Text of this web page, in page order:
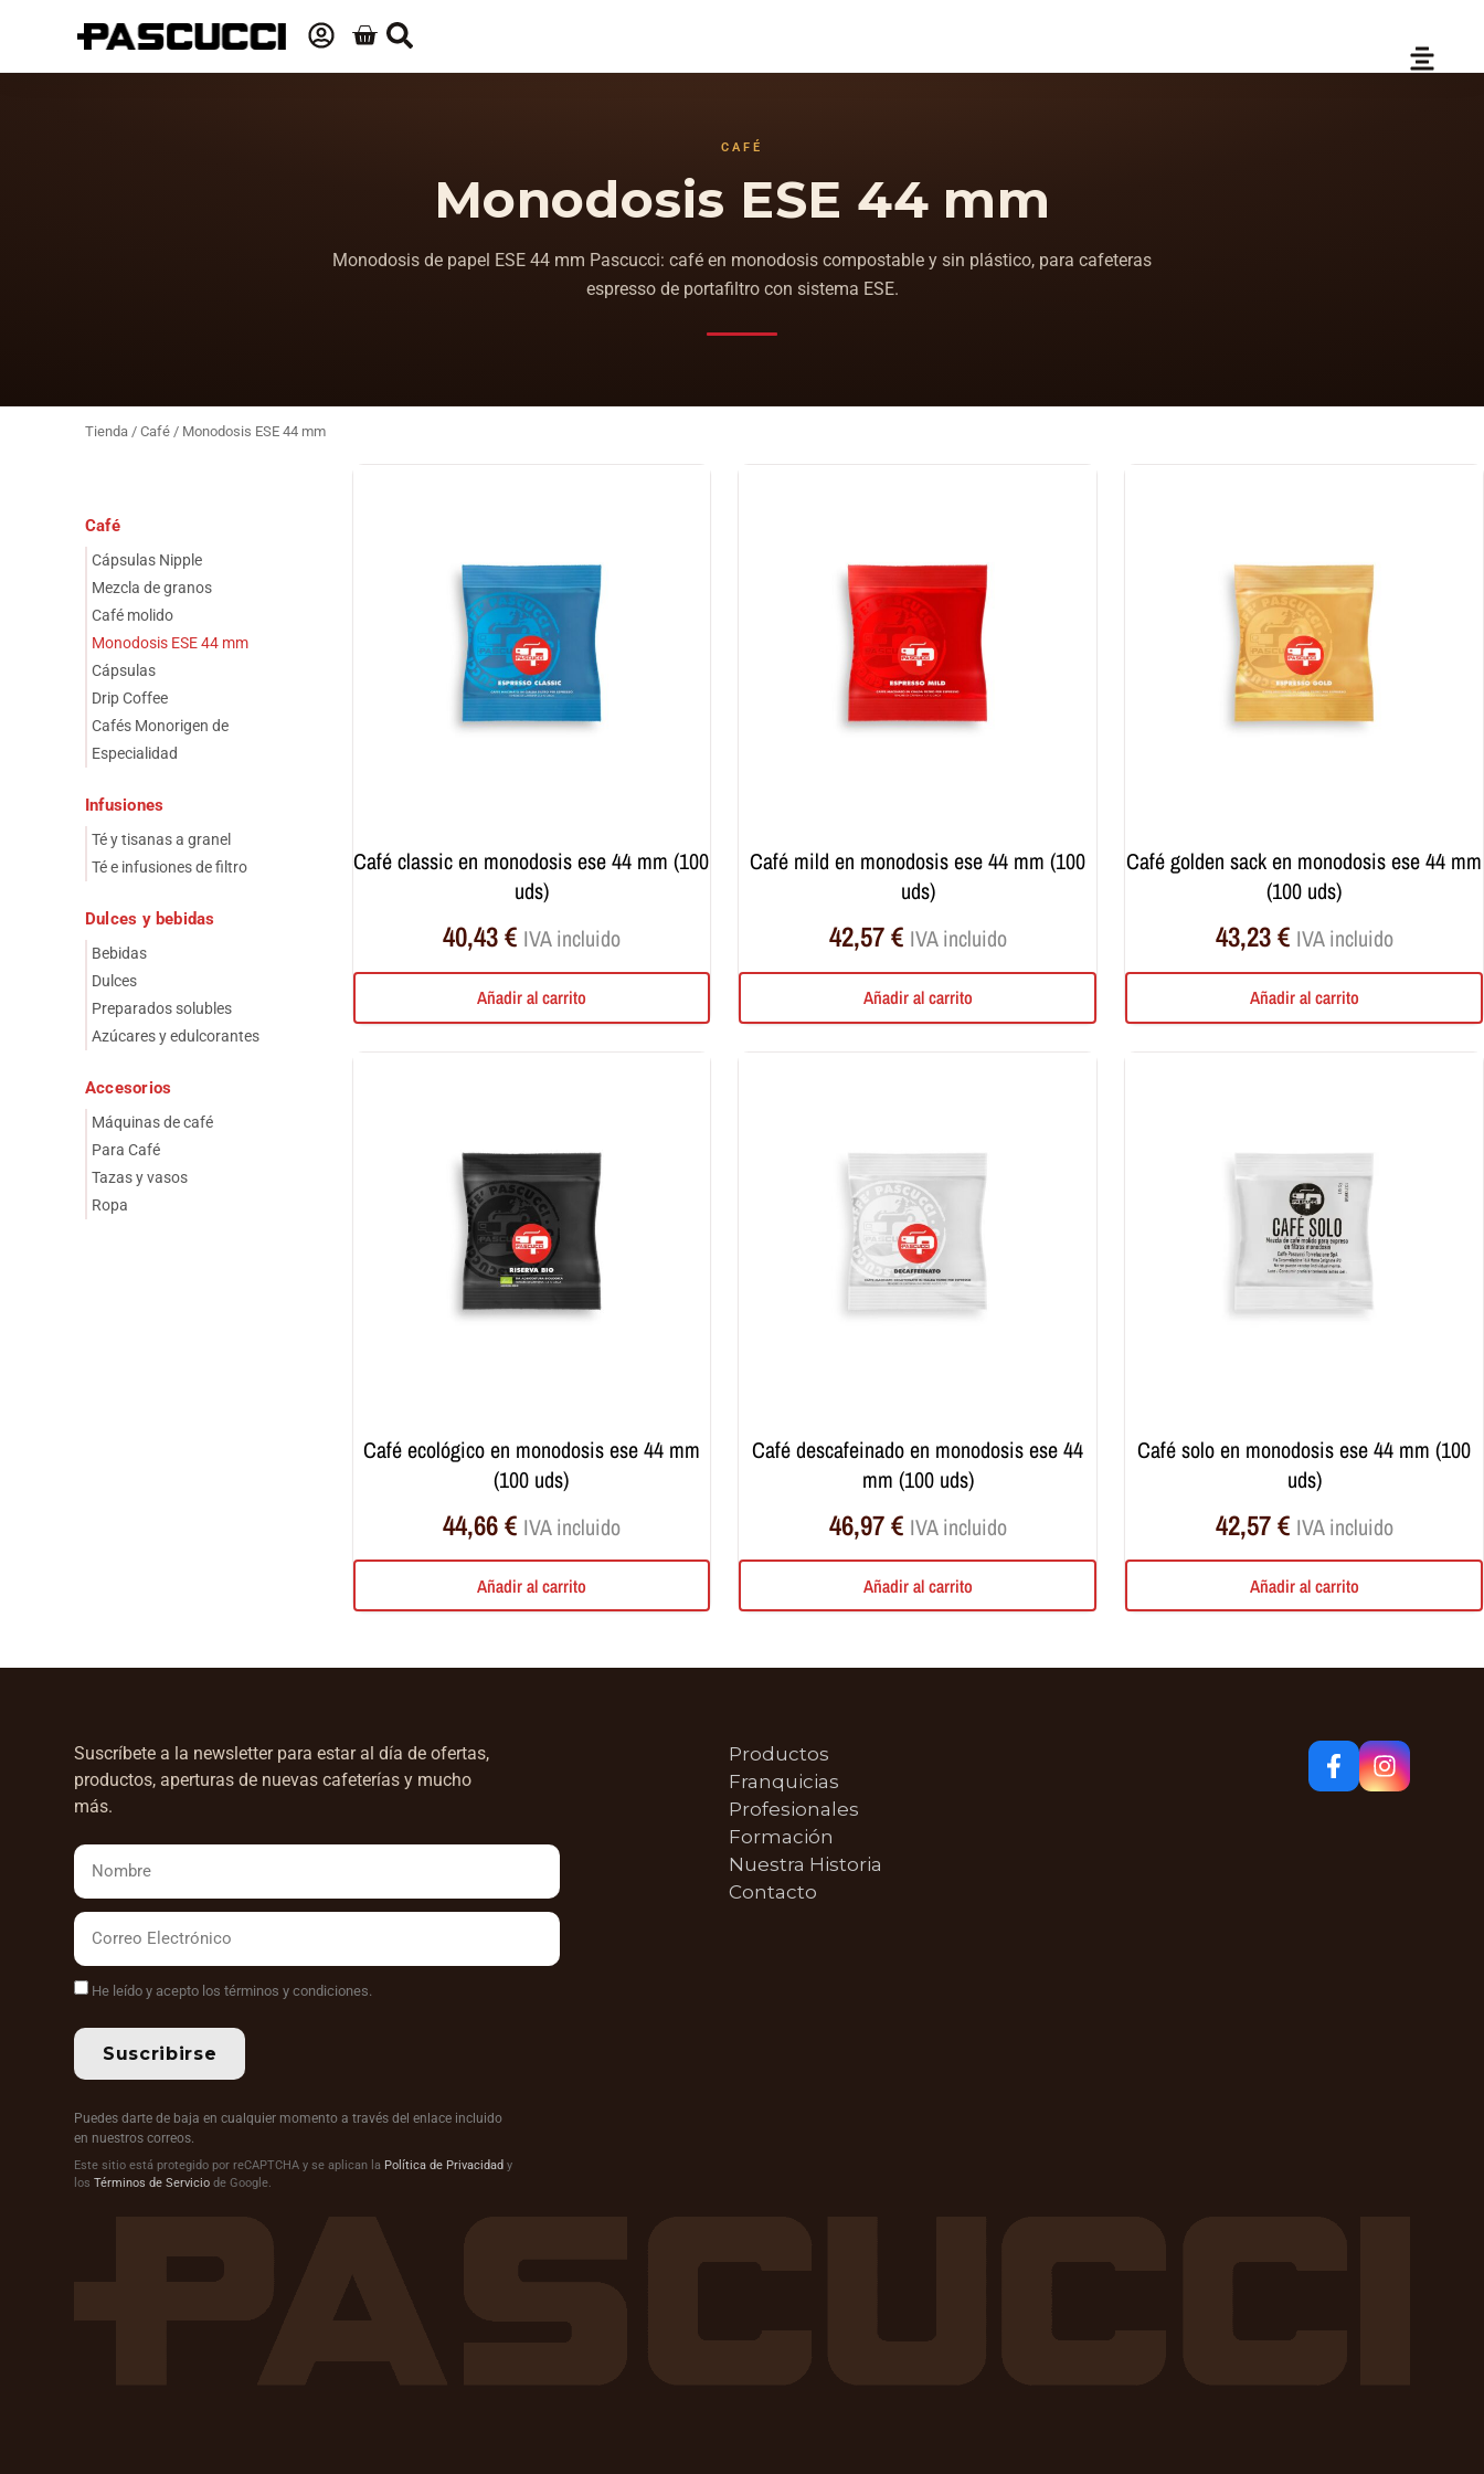
CAFÉ
Monodosis ESE 44 mm
Monodosis de papel ESE 44 mm Pascucci: café en monodosis compostable y sin plástico, para cafeteras
espresso de portafiltro con sistema ESE.
Tienda / Café / Monodosis ESE 44 mm
Café
Cápsulas Nipple
Mezcla de granos
Café molido
Monodosis ESE 44 mm
Cápsulas
Drip Coffee
Cafés Monorigen de
Especialidad
Infusiones
Té y tisanas a granel
Té e infusiones de filtro
Dulces y bebidas
Bebidas
Dulces
Preparados solubles
Azúcares y edulcorantes
Accesorios
Máquinas de café
Para Café
Tazas y vasos
Ropa
café classic en monodosis ese 44 mm (100
uds)
40,43€ IVA incluido
Añadir al carrito
café mild en monodosis ese 44 mm (100
uds)
42,57€ IVA incluido
Añadir al carrito
café golden sack en monodosis ese 44 mm
(100 uds)
43,23€ IVA incluido
Añadir al carrito
café ecológico en monodosis ese 44 mm
(100 uds)
44,66€ IVA incluido
Añadir al carrito
café descafeinado en monodosis ese 44
mm (100 uds)
46,97€ IVA incluido
Añadir al carrito
café solo en monodosis ese 44 mm (100
uds)
42,57€ IVA incluido
Añadir al carrito
Suscríbete a la newsletter para estar al día de ofertas,
productos, aperturas de nuevas cafeterías y mucho
más.
He leído y acepto los términos y condiciones.
Suscribirse
Puedes darte de baja en cualquier momento a través del enlace incluido
en nuestros correos.
Este sitio está protegido por reCAPTCHA y se aplican la Política de Privacidad y
losTérminos de Servicio de Google.
Productos
Franquicias
Profesionales
Formación
Nuestra Historia
Contacto